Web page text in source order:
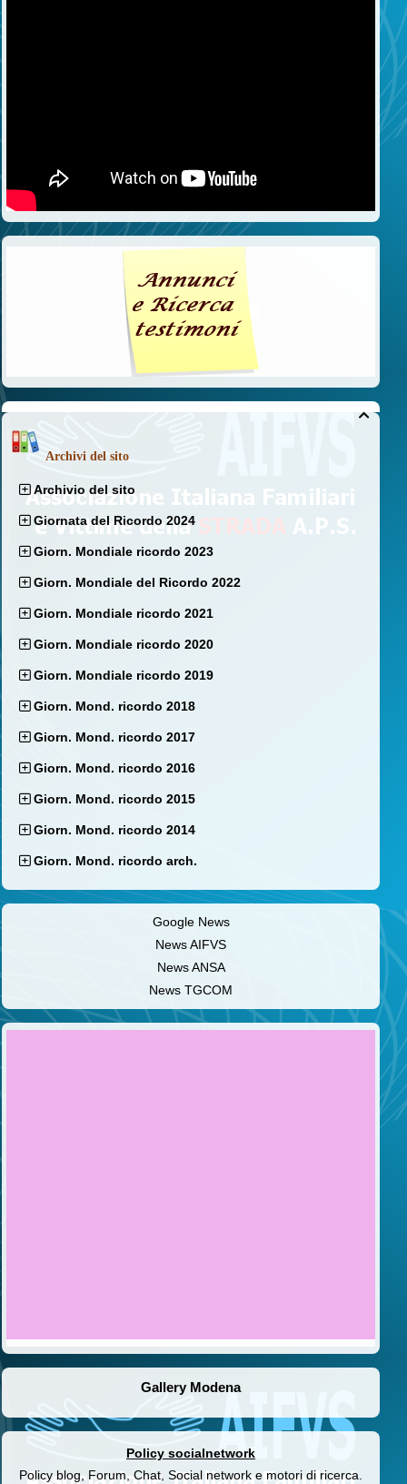

Archivi del sito
Archivio del sito
Giornata del Ricordo 2024
Giorn. Mondiale ricordo 2023
Giorn. Mondiale del Ricordo 2022
Giorn. Mondiale ricordo 2021
Giorn. Mondiale ricordo 2020
Giorn. Mondiale ricordo 2019
Giorn. Mond. ricordo 2018
Giorn. Mond. ricordo 2017
Giorn. Mond. ricordo 2016
Giorn. Mond. ricordo 2015
Giorn. Mond. ricordo 2014
Giorn. Mond. ricordo arch.
Google News
News AIFVS
News ANSA
News TGCOM
Gallery Modena
Policy socialnetwork
Policy blog, Forum, Chat, Social network e motori di ricerca.